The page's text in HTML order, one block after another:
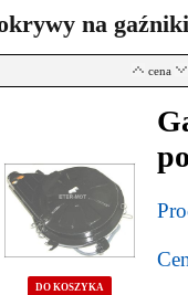
na
cena
DO KOSZYKA